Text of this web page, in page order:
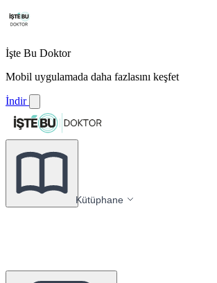
İşte Bu Doktor
Mobil uygulamada daha fazlasını keşfet
İndir
Kütüphane